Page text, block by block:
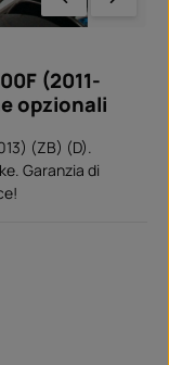
(2011-
opzionali
(ZB) (D).
Garanzia di